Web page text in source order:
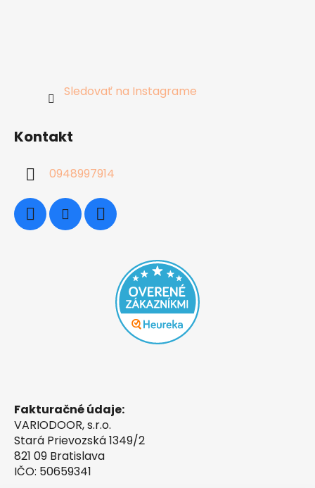
Sledovať na Instagrame
Kontakt
0948997914
Fakturačné údaje:
VARIODOOR, s.r.o.
Stará Prievozská 1349/2
821 09 Bratislava
IČO: 50659341